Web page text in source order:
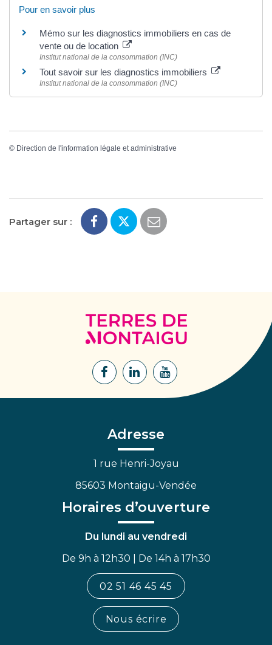
Pour en savoir plus
Mémo sur les diagnostics immobiliers en cas de
vente ou de location
Institut national de la consommation (INC)
Tout savoir sur les diagnostics immobiliers
Institut national de la consommation (INC)
© Direction de l'information légale et administrative
Partager sur :
Terres
de
Lien
Facebook
Lien
Lien
Adresse
1 rue Henri-Joyau
85603 Montaigu-Vendée
Horaires d’ouverture
Du lundi au vendredi
De 9h à 12h30 | De 14h à 17h30
02 51 46 45 45
Nous écrire